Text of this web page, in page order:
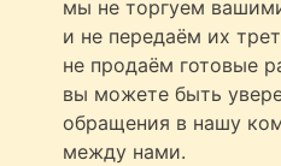
мы не торгуем
и не передаём их
не продаём готовые
вы можете быть
обращения в нашу
между нами.